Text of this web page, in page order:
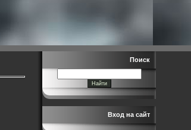
Поиск
Вход на сайт